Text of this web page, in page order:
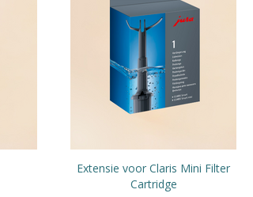
Extensie voor Claris Mini Filter
Cartridge